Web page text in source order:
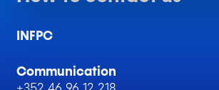
INFPC
Communication